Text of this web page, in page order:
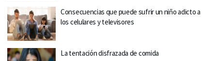
Consecuencias que puede sufrir un niño adicto a
los celulares y televisores
La tentación disfrazada de comida